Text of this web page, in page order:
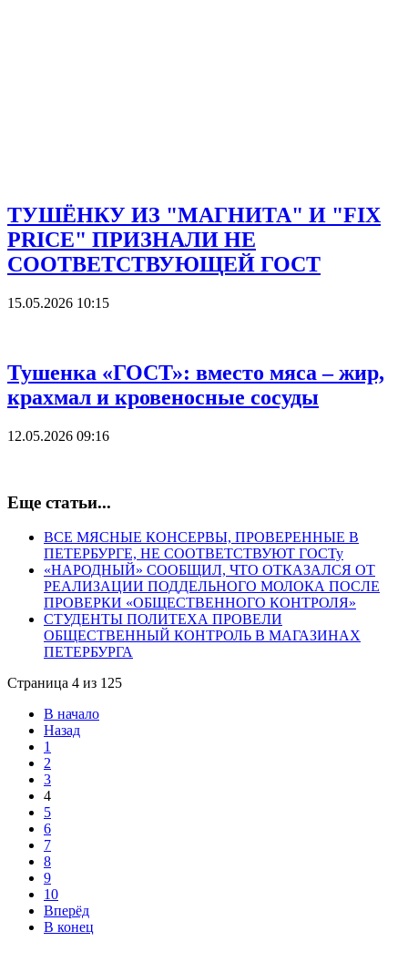
ТУШЁНКУ ИЗ "МАГНИТА" И "FIX
PRICE" ПРИЗНАЛИ НЕ
СООТВЕТСТВУЮЩЕЙ ГОСТ
15.05.2026 10:15
Тушенка «ГОСТ»: вместо мяса – жир,
крахмал и кровеносные сосуды
12.05.2026 09:16
Еще статьи...
ВСЕ МЯСНЫЕ КОНСЕРВЫ, ПРОВЕРЕННЫЕ В
ПЕТЕРБУРГЕ, НЕ СООТВЕТСТВУЮТ ГОСТу
«НАРОДНЫЙ» СООБЩИЛ, ЧТО ОТКАЗАЛСЯ ОТ
РЕАЛИЗАЦИИ ПОДДЕЛЬНОГО МОЛОКА ПОСЛЕ
ПРОВЕРКИ «ОБЩЕСТВЕННОГО КОНТРОЛЯ»
СТУДЕНТЫ ПОЛИТЕХА ПРОВЕЛИ
ОБЩЕСТВЕННЫЙ КОНТРОЛЬ В МАГАЗИНАХ
ПЕТЕРБУРГА
Страница 4 из 125
В начало
Назад
1
2
3
4
5
6
7
8
9
10
Вперёд
В конец